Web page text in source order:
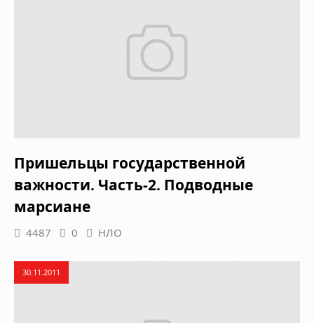
Пришельцы государственной
важности. Часть-2. Подводные
марсиане
4487 0 НЛО
30.11.2011